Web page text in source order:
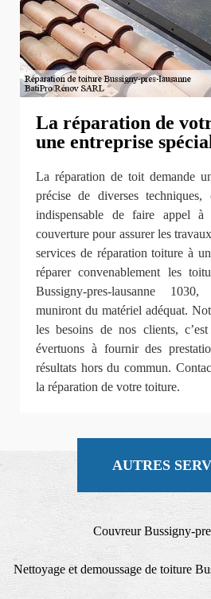
La réparation de
une entreprise
La réparation de toit demande
précise de diverses
indispensable de faire appel à
couverture pour assurer les
services de réparation toiture à
réparer convenablement les
Bussigny-pres-lausanne
muniront du matériel adéquat.
les besoins de nos clients,
évertuons à fournir des
résultats hors du commun.
la réparation de votre toiture.
AUTRES
Couvreur Bussigny-
Nettoyage et demoussage de toiture